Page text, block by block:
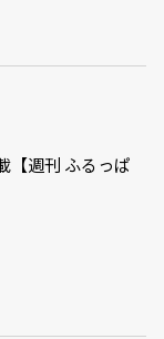
【週刊 ふるっぱ